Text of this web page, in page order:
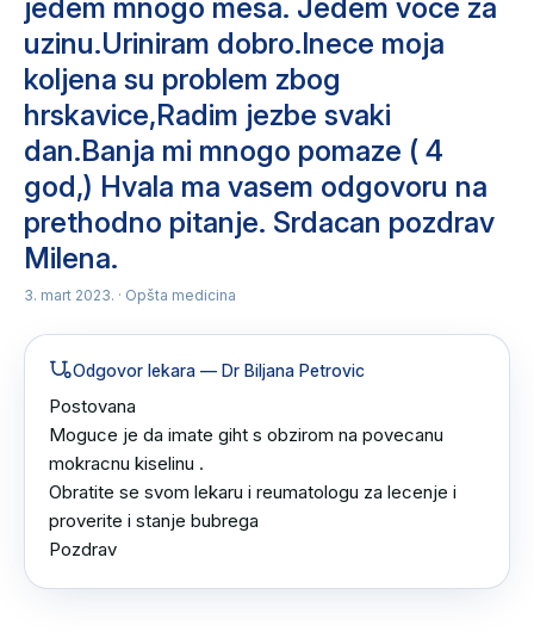
jedem mnogo mesa. Jedem voce za
uzinu.Uriniram dobro.Inece moja
koljena su problem zbog
hrskavice,Radim jezbe svaki
dan.Banja mi mnogo pomaze ( 4
god,) Hvala ma vasem odgovoru na
prethodno pitanje. Srdacan pozdrav
Milena.
3. mart 2023. · Opšta medicina
Odgovor lekara — Dr Biljana Petrovic
Postovana
Moguce je da imate giht s obzirom na povecanu
mokracnu kiselinu .
Obratite se svom lekaru i reumatologu za lecenje i
proverite i stanje bubrega
Pozdrav